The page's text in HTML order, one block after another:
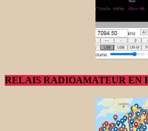
RELAIS RADIOAMATEUR EN